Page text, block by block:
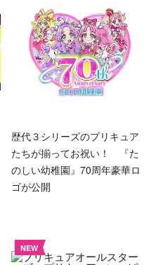
歴代３シリーズのプリキュア
たちが揃ってお祝い！ 『た
のしい幼稚園』70周年豪華ロ
ゴが公開
NEW